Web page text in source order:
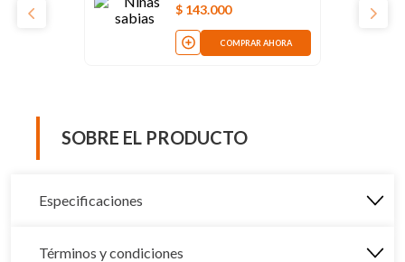
$ 143.000
COMPRAR AHORA
SOBRE EL PRODUCTO
Especificaciones
Términos y condiciones